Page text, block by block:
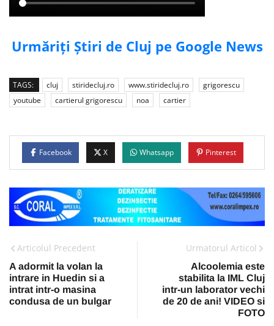
Urmăriți Știri de Cluj pe Google News
TAGS: cluj stiridecluj.ro www.stiridecluj.ro
grigorescu
youtube
cartierul grigorescu noa cartier
Facebook X Whatsapp Pinterest
Articolul Precedent
A adormit la volan la
intrare in Huedin si a
intrat intr-o masina
condusa de un bulgar
Urmatorul Articol
Alcoolemia este
stabilita la IML Cluj
intr-un laborator vechi
de 20 de ani! VIDEO si
FOTO